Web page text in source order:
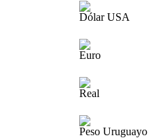
Dólar USA
Euro
Real
Peso Uruguayo